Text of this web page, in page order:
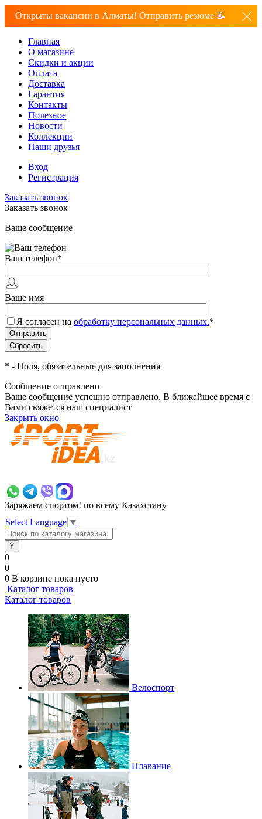
Открыты вакансии в Алматы! Отправить резюме 📝
Главная
О магазине
Скидки и акции
Оплата
Доставка
Гарантия
Контакты
Полезное
Новости
Коллекции
Наши друзья
Вход
Регистрация
Заказать звонок
Заказать звонок
Ваше сообщение
Ваш телефон*
Ваше имя
Я согласен на обработку персональных данных.*
* - Поля, обязательные для заполнения
Сообщение отправлено
Ваше сообщение успешно отправлено. В ближайшее время с
Вами свяжется наш специалист
Закрыть окно
Заряжаем спортом! по всему Казахстану
Select Language ▼
0
0
0 В корзине пока пусто
Каталог товаров
Каталог товаров
Велоспорт
Плавание